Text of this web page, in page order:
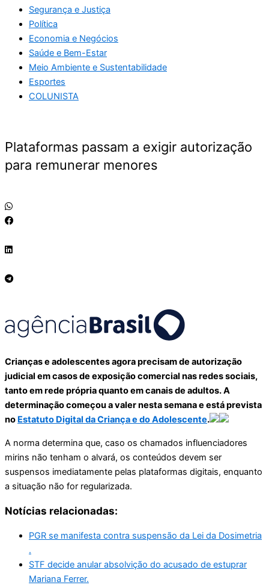
Segurança e Justiça
Política
Economia e Negócios
Saúde e Bem-Estar
Meio Ambiente e Sustentabilidade
Esportes
COLUNISTA
Plataformas passam a exigir autorização
para remunerar menores
Crianças e adolescentes agora precisam de autorização
judicial em casos de exposição comercial nas redes sociais,
tanto em rede própria quanto em canais de adultos. A
determinação começou a valer nesta semana e está prevista
no Estatuto Digital da Criança e do Adolescente.
A norma determina que, caso os chamados influenciadores
mirins não tenham o alvará, os conteúdos devem ser
suspensos imediatamente pelas plataformas digitais, enquanto
a situação não for regularizada.
Notícias relacionadas:
PGR se manifesta contra suspensão da Lei da Dosimetria
.
STF decide anular absolvição do acusado de estuprar
Mariana Ferrer.